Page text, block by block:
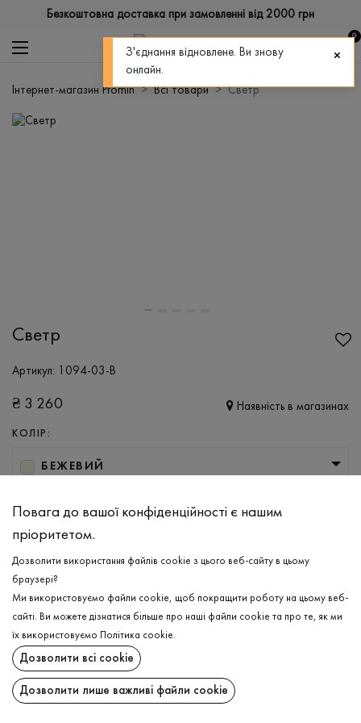
Безкоштовна доставка при замовленні від 2000 грн
0
Інтернет-магазин Promin Всі товари Светр
Светр
Артикул: 1094-03-B
₴ 3 260 Наявність в магазинах
КОЛІР:
БЕЖЕВИЙ
L/XL
ОБЕРІТЬ РОЗМІР
Светр
ДОДАТИ ДО КОШИКА
ОПИС
Повага до вашої конфіденційності є нашим
пріоритетом.
Дозволити використання файлів cookie з цього веб-сайту в цьому
браузері?
Ми використовуємо файли cookie, щоб покращити роботу на цьому веб-
сайті. Ви можете дізнатися більше про наші файли cookie та про те, як ми
їх використовуємо
Політика cookie.
Дозволити всі cookie
Дозволити лише важливі файли cookie
З'єднання відновлене. Ви знову
онлайн.